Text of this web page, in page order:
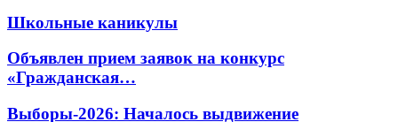
Школьные каникулы
Объявлен прием заявок на конкурс
«Гражданская…
Выборы-2026: Началось выдвижение